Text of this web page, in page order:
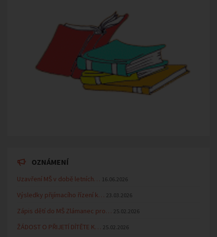
OZNÁMENÍ
Uzavření MŠ v době letních… 16.06.2026
Výsledky přijímacího řízení k… 23.03.2026
Zápis dětí do MŠ Zlámanec pro… 25.02.2026
ŽÁDOST O PŘIJETÍ DÍTĚTE K… 25.02.2026